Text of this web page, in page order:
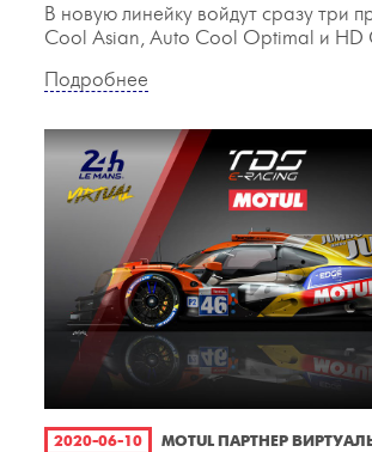
В новую линейку войдут сразу три
Cool Asian, Auto Cool Optimal и HD
Подробнее
2020-06-10
MOTUL ПАРТНЕР